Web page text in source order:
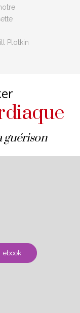
Plotkin
guérison
ebook